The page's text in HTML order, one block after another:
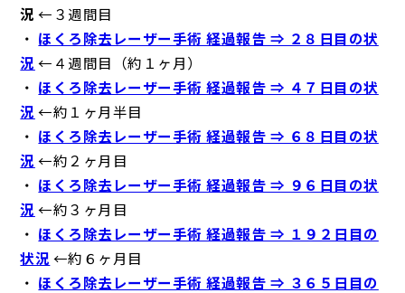
況 ←３週間目
・ ほくろ除去レーザー手術 経過報告 ⇒ ２８日目の状
況 ←４週間目（約１ヶ月）
・ ほくろ除去レーザー手術 経過報告 ⇒ ４７日目の状
況 ←約１ヶ月半目
・ ほくろ除去レーザー手術 経過報告 ⇒ ６８日目の状
況 ←約２ヶ月目
・ ほくろ除去レーザー手術 経過報告 ⇒ ９６日目の状
況 ←約３ヶ月目
・ ほくろ除去レーザー手術 経過報告 ⇒ １９２日目の
状況 ←約６ヶ月目
・ ほくろ除去レーザー手術 経過報告 ⇒ ３６５日目の